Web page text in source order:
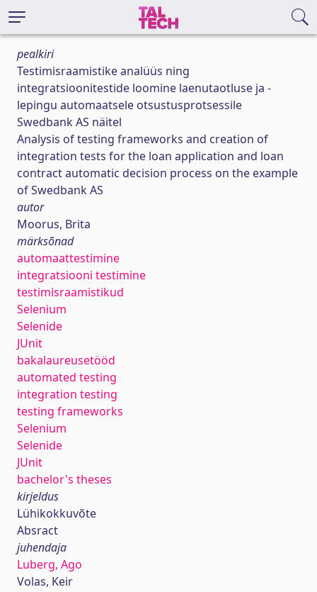
pealkiri
Testimisraamistike analüüs ning
integratsioonitestide loomine laenutaotluse ja -
lepingu automaatsele otsustusprotsessile
Swedbank AS näitel
Analysis of testing frameworks and creation of
integration tests for the loan application and loan
contract automatic decision process on the example
of Swedbank AS
autor
Moorus, Brita
märksõnad
automaattestimine
integratsiooni testimine
testimisraamistikud
Selenium
Selenide
JUnit
bakalaureusetööd
automated testing
integration testing
testing frameworks
Selenium
Selenide
JUnit
bachelor's theses
kirjeldus
Lühikokkuvõte
Absract
juhendaja
Luberg, Ago
Volas, Keir